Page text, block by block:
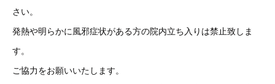
さい。
発熱や明らかに風邪症状がある方の院内立ち入りは禁止致しま
す。
ご協力をお願いいたします。